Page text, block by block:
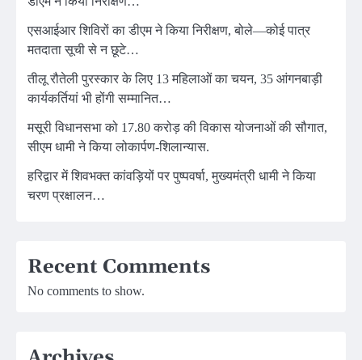
एसआईआर शिविरों का डीएम ने किया निरीक्षण, बोले—कोई पात्र
मतदाता सूची से न छूटे…
तीलू रौतेली पुरस्कार के लिए 13 महिलाओं का चयन, 35 आंगनबाड़ी
कार्यकर्तियां भी होंगी सम्मानित…
मसूरी विधानसभा को 17.80 करोड़ की विकास योजनाओं की सौगात,
सीएम धामी ने किया लोकार्पण-शिलान्यास.
हरिद्वार में शिवभक्त कांवड़ियों पर पुष्पवर्षा, मुख्यमंत्री धामी ने किया
चरण प्रक्षालन…
Recent Comments
No comments to show.